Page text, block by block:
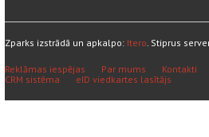
Zparks izstrādā un apkalpo: Itero . Stiprus
Reklāmas iespējas Par mums Kontakti
CRM sistēma
eID viedkartes lasītājs